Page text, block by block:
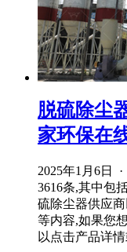
脱硫除尘
家环保在
2025年1月6日
3616条,其中包
硫除尘器供应
等内容,如果您
以点击产品详